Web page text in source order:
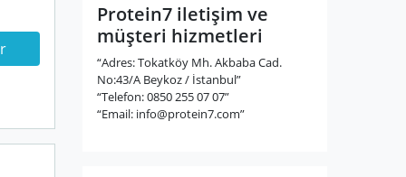
Protein7 iletişim ve
müşteri hizmetleri
“Adres: Tokatköy Mh. Akbaba Cad.
No:43/A Beykoz / İstanbul”
“Telefon: 0850 255 07 07”
“Email: info@protein7.com”